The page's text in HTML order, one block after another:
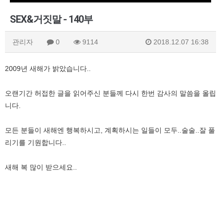
SEX&거짓말 - 140부
관리자 0 9114 2018.12.07 16:38
2009년 새해가 밝았습니다..
오랜기간 허접한 글을 읽어주신 분들께 다시 한번 감사의 말씀을 올립
니다.
모든 분들이 새해엔 행복하시고, 계획하시는 일들이 모두..술술..잘 풀
리기를 기원합니다..
새해 복 많이 받으세요..